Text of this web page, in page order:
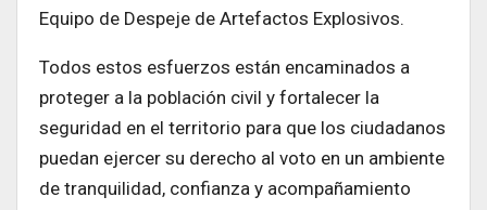
Equipo de Despeje de Artefactos Explosivos.
Todos estos esfuerzos están encaminados a
proteger a la población civil y fortalecer la
seguridad en el territorio para que los ciudadanos
puedan ejercer su derecho al voto en un ambiente
de tranquilidad, confianza y acompañamiento